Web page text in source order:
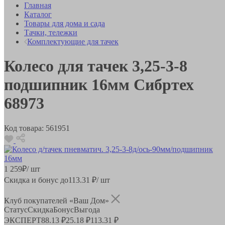
Главная
Каталог
Товары для дома и сада
Тачки, тележки
Комплектующие для тачек
Колесо для тачек 3,25-3-8
подшипник 16мм Сибртех
68973
Код товара: 561951
1 259₽/ шт
Скидка и бонус до113.31 ₽/ шт
Клуб покупателей «Ваш Дом»
СтатусСкидкаБонусВыгода
ЭКСПЕРТ88.13 ₽25.18 ₽113.31 ₽